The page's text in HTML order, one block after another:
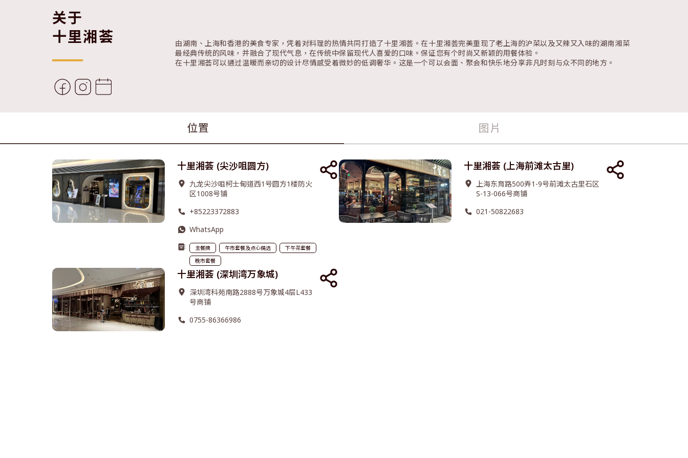
关于
十里湘荟
由湖南、上海和香港的美食专家，凭着对料理的热情共同打造了十里湘荟。在十里湘荟完美重现了老上海的沪菜以及又辣又入味的湖南湘菜
最经典传统的风味，并融合了现代气息，在传统中保留现代人喜爱的口味。保证您有个时尚又新颖的用餐体验。
在十里湘荟可以通过温暖而亲切的设计尽情感受着微妙的低调奢华。这是一个可以会面、聚会和快乐地分享非凡时刻与众不同的地方。
位置 图片
十里湘荟 (尖沙咀圆方)
九龙尖沙咀柯士甸道西1号圆方1楼防火
区1008号铺
+85223372883
WhatsApp
主餐牌 午市套餐及点心精选
下午茶套餐
晚市套餐
十里湘荟 (上海前滩太古里)
上海东育路500弄1-9号前滩太古里石区
S-13-066号商铺
021-50822683
十里湘荟 (深圳湾万象城)
深圳湾科苑南路2888号万象城4层L433
号商铺
0755-86366986